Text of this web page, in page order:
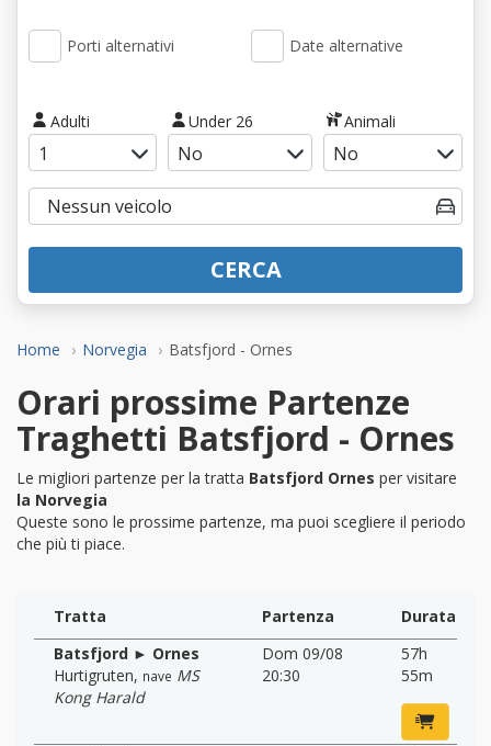
Home Norvegia Batsfjord - Ornes
Porti alternativi Date alternative
Adulti Under 26 Animali
CERCA
Orari prossime Partenze
Traghetti Batsfjord - Ornes
Le migliori partenze per la tratta Batsfjord Ornes per visitare
la Norvegia
Queste sono le prossime partenze, ma puoi scegliere il periodo
che più ti piace.
Tratta Partenza
Durata
Batsfjord ► Ornes
Hurtigruten, nave MS
Kong Harald
Dom 09/08
20:30
57h
55m